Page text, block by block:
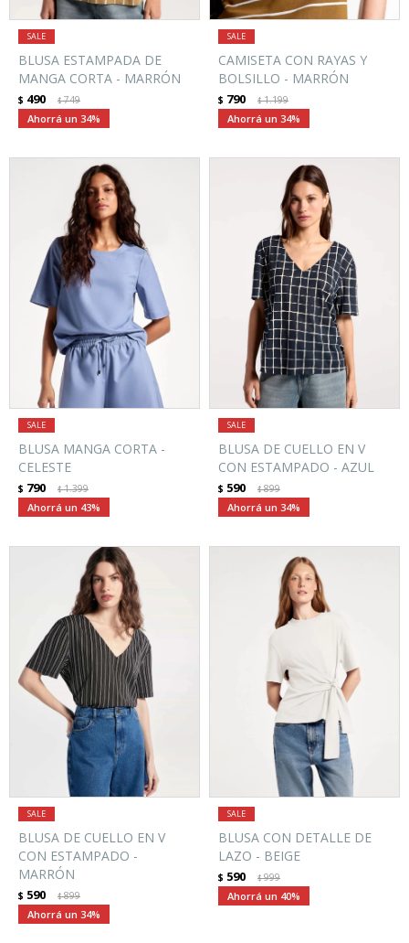
BLUSA ESTAMPADA DE
MANGA CORTA - MARRÓN
$ 490 $749
34
CAMISETA CON RAYAS Y
BOLSILLO - MARRÓN
$ 790 $1.199
34
BLUSA MANGA CORTA -
CELESTE
$ 790 $1.399
43
BLUSA DE CUELLO EN V
CON ESTAMPADO - AZUL
$ 590 $899
34
BLUSA DE CUELLO EN V
CON ESTAMPADO -
MARRÓN
$ 590 $899
34
BLUSA CON DETALLE DE
LAZO - BEIGE
$ 590 $999
40